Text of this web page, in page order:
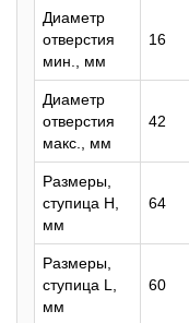
Диаметр
отверстия
мин., мм
16
Диаметр
отверстия
макс., мм
42
Размеры,
ступица H,
мм
64
Размеры,
ступица L,
мм
60